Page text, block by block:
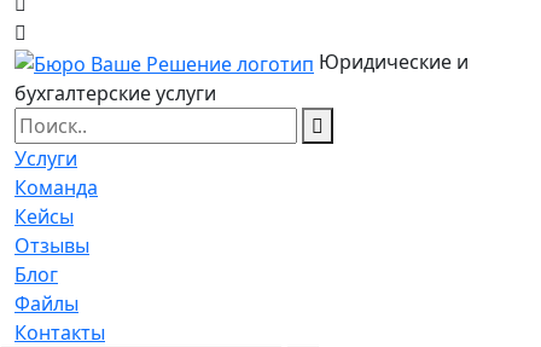
Юридические и
бухгалтерские услуги
Услуги
Команда
Кейсы
Отзывы
Блог
Файлы
Контакты